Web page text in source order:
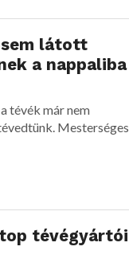
látott
a nappaliba
tévék már nem
Mesterséges
tévégyártói